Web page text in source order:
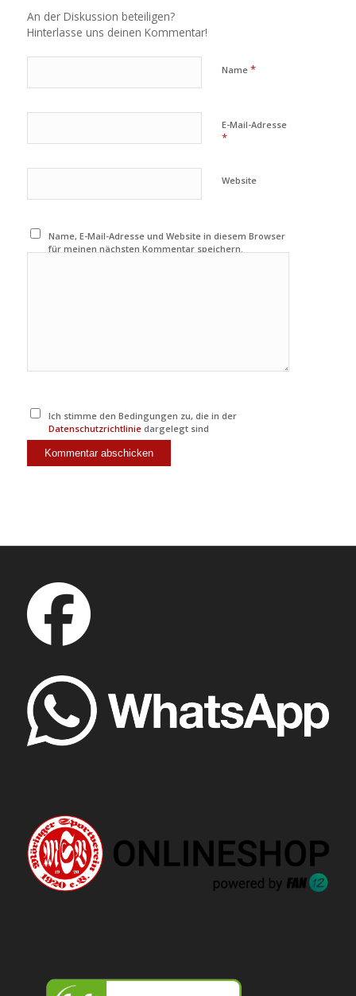
An der Diskussion beteiligen?
Hinterlasse uns deinen Kommentar!
Name *
E-Mail-Adresse
*
Website
Name, E-Mail-Adresse und Website in diesem Browser
für meinen nächsten Kommentar speichern.
Ich stimme den Bedingungen zu, die in der
Datenschutzrichtlinie dargelegt sind